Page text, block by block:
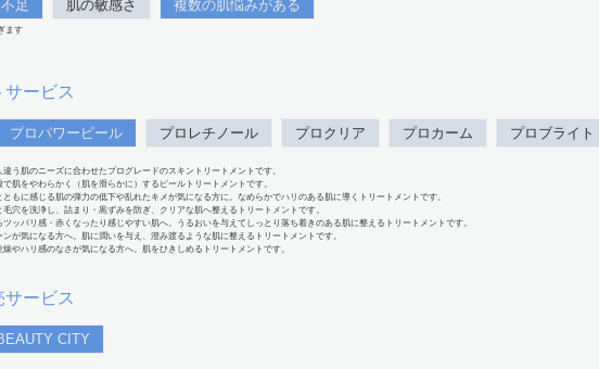
足 肌の敏感さ 複数の肌悩みがある
ます
サービス
プロパワーピール プロレチノール プロクリア プロカーム プロブライト
違う肌のニーズに合わせたプログレードのスキントリートメントです。
で肌をやわらかく（肌を滑らかに）するピールトリートメントです。
ともに感じる肌の弾力の低下や乱れたキメが気になる方に。なめらかでハリのある肌に導くトリートメントです。
毛穴を洗浄し、詰まり・黒ずみを防ぎ、クリアな肌へ整えるトリートメントです。
ツッパリ感・赤くなったり感じやすい肌へ。うるおいを与えてしっとり落ち着きのある肌に整えるトリートメントです。
ンが気になる方へ。肌に潤いを与え、澄み渡るような肌に整えるトリートメントです。
燥やハリ感のなさが気になる方へ。肌をひきしめるトリートメントです。
ービス
CITY